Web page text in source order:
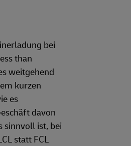
bei
than
weitgehend
kurzen
es
davon
sinnvoll ist, bei
statt FCL